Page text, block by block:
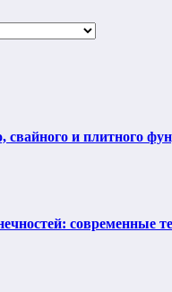
свайного и плитного
современные